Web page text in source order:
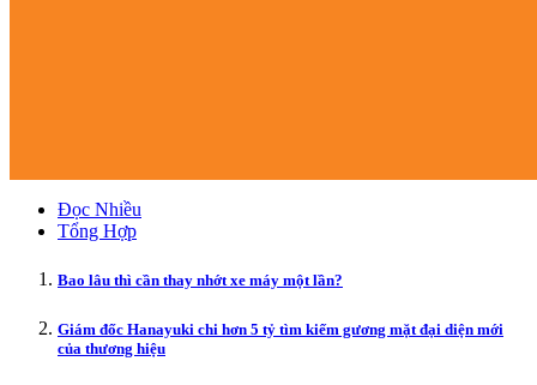
Đọc Nhiều
Tổng Hợp
Bao lâu thì cần thay nhớt xe máy một lần?
Giám đốc Hanayuki chi hơn 5 tỷ tìm kiếm gương mặt đại diện mới
của thương hiệu